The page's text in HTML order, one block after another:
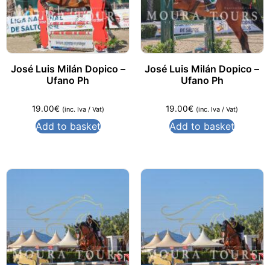
José Luis Milán Dopico –
Ufano Ph
19.00€ (inc. Iva / Vat)
Add to basket
José Luis Milán Dopico –
Ufano Ph
19.00€ (inc. Iva / Vat)
Add to basket